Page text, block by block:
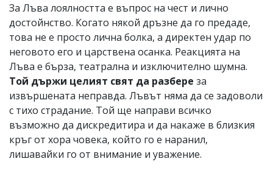
За Лъва лоялността е въпрос на чест и лично
достойнство. Когато някой дръзне да го предаде,
това не е просто лична болка, а директен удар по
неговото его и царствена осанка. Реакцията на
Лъва е бърза, театрална и изключително шумна.
Той държи целият свят да разбере за
извършената неправда. Лъвът няма да се задоволи
с тихо страдание. Той ще направи всичко
възможно да дискредитира и да накаже в близкия
кръг от хора човека, който го е наранил,
лишавайки го от внимание и уважение.